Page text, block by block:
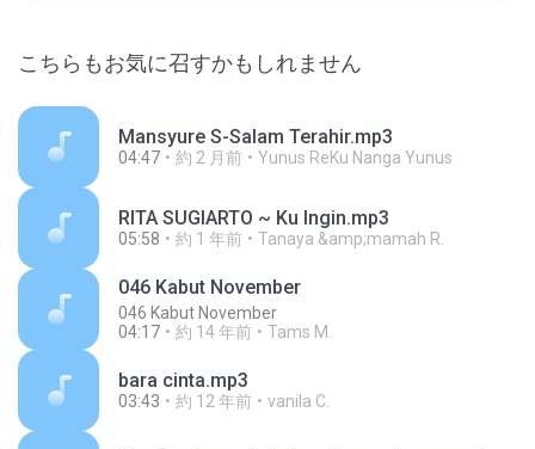
こちらもお気に召すかもしれません
Mansyure S-Salam Terahir.mp3
04:47 約 2 月前 Yunus ReKu Nanga Yunus
RITA SUGIARTO ~ Ku Ingin.mp3
05:58 約 1 年前 Tanaya &amp;mamah R.
046 Kabut November
046 Kabut November
04:17
約 14 年前 Tams M.
bara cinta.mp3
03:43 約 12 年前 vanila C.